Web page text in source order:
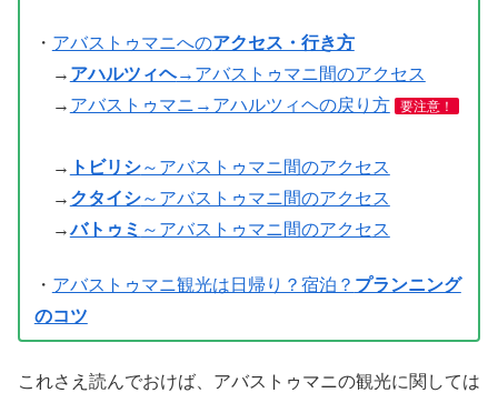
・ アバストゥマニへのアクセス・行き方
→ アハルツィヘ→アバストゥマニ間のアクセス
→ アバストゥマニ→アハルツィヘの戻り方 要注意！
→ トビリシ～アバストゥマニ間のアクセス
→ クタイシ～アバストゥマニ間のアクセス
→バトゥミ ～アバストゥマニ間のアクセス
・ アバストゥマニ観光は日帰り？宿泊？ プランニング
のコツ
これさえ読んでおけば、アバストゥマニの観光に関しては